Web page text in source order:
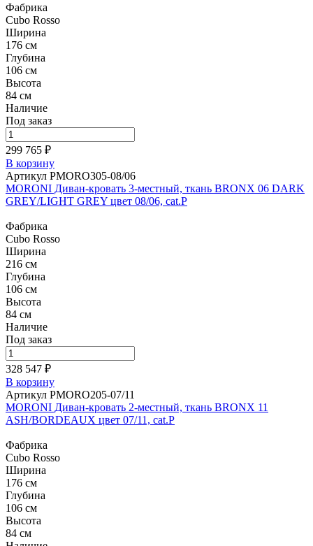
Фабрика
Cubo Rosso
Ширина
176 см
Глубина
106 см
Высота
84 см
Наличие
Под заказ
299 765 ₽
В корзину
Артикул PMORO305-08/06
MORONI Диван-кровать 3-местный, ткань BRONX 06 DARK
GREY/LIGHT GREY цвет 08/06, cat.P
Фабрика
Cubo Rosso
Ширина
216 см
Глубина
106 см
Высота
84 см
Наличие
Под заказ
328 547 ₽
В корзину
Артикул PMORO205-07/11
MORONI Диван-кровать 2-местный, ткань BRONX 11
ASH/BORDEAUX цвет 07/11, cat.P
Фабрика
Cubo Rosso
Ширина
176 см
Глубина
106 см
Высота
84 см